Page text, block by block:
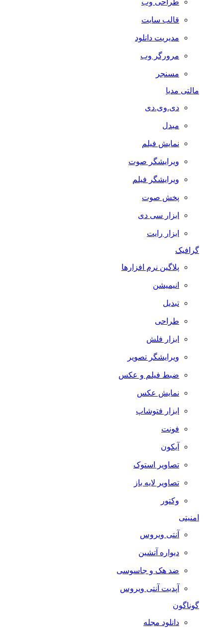
طراحی وب
قالب سایت
مدیریت دانلود
مرورگر وب
مسنجر
مالتی مدیا
دی.وی.دی
مبدل
نمایش فیلم
ویرایشگر صوت
ویرایشگر فیلم
پخش صوت
ابزار سی دی
ابزار رایت
گرافیک
پلاگین نرم افزارها
انیمیشن
تبدیل
طراحی
ابزار فلش
ویرایشگر تصویر
ضبط فيلم و عكس
نمایش عکس
ابزار فتوشاپ
فونت
آیکون
تصاویر استوک
تصاویر لایه باز
وکتور
امنیتی
آنتی ویروس
دیواره آتشین
ضد هک و جاسوسی
آپدیت آنتی ویروس
گوناگون
دانلود مجله